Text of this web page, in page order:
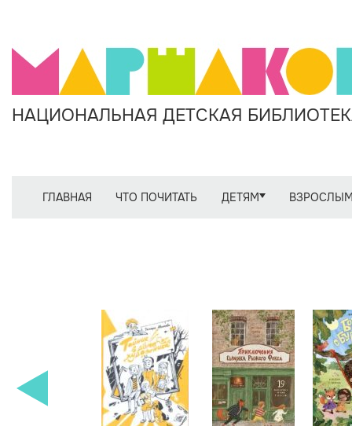
НАЦИОНАЛЬНАЯ ДЕТСКАЯ
ГЛАВНАЯ ЧТО ПОЧИТАТЬ ДЕТЯМ